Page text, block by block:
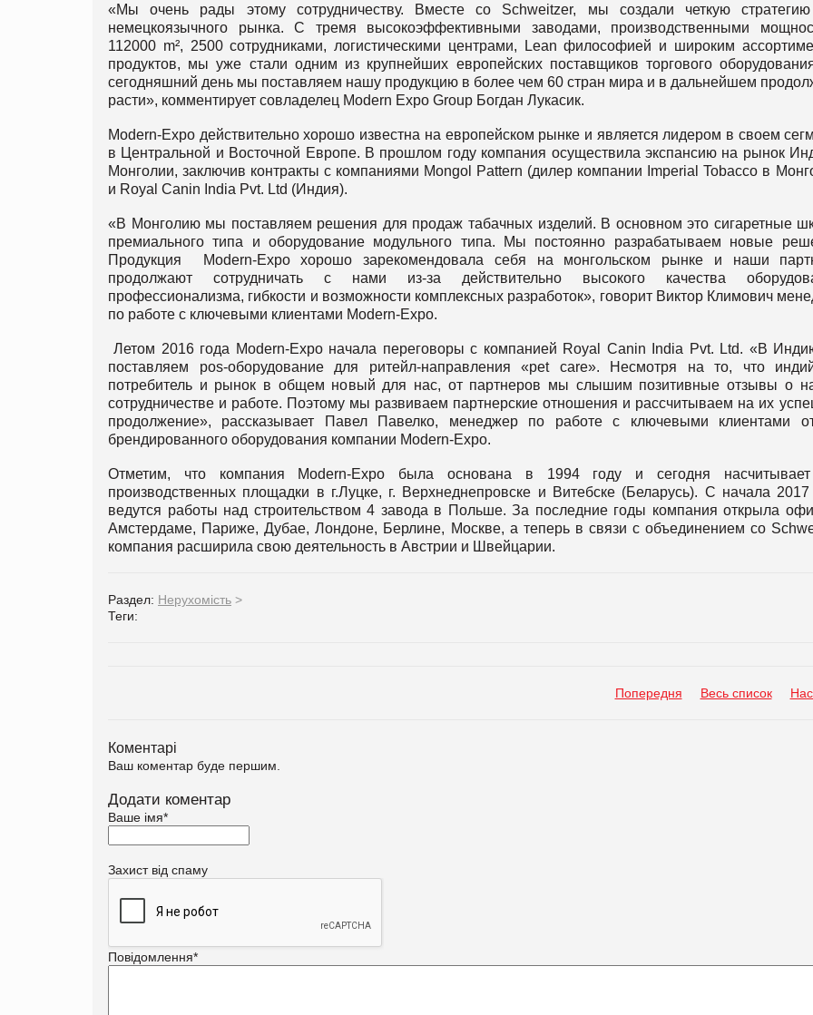
«Мы очень рады этому сотрудничеству. Вместе со Schweitzer, мы создали четкую
немецкоязычного рынка. С тремя высокоэффективными заводами, производственными
112000 m², 2500 сотрудниками, логистическими центрами, Lean философией и широким
продуктов, мы уже стали одним из крупнейших европейских поставщиков торгового
сегодняшний день мы поставляем нашу продукцию в более чем 60 стран мира и в дальнейшем
расти», комментирует совладелец Modern Expo Group Богдан Лукасик.
Modern-Expo действительно хорошо известна на европейском рынке и является лидером в своем
в Центральной и Восточной Европе. В прошлом году компания осуществила экспансию на рынок
Монголии, заключив контракты с компаниями Mongol Pattern (дилер компании Imperial Tobacco в
и Royal Canin India Pvt. Ltd (Индия).
«В Монголию мы поставляем решения для продаж табачных изделий. В основном это сигаретные
премиального типа и оборудование модульного типа. Мы постоянно разрабатываем новые
Продукция Modern-Expo хорошо зарекомендовала себя на монгольском рынке и наши
продолжают сотрудничать с нами из-за действительно высокого качества
профессионализма, гибкости и возможности комплексных разработок», говорит Виктор Климович
по работе с ключевыми клиентами Modern-Expo.
Летом 2016 года Modern-Expo начала переговоры с компанией Royal Canin India Pvt. Ltd. «В
поставляем pos-оборудование для ритейл-направления «pet care». Несмотря на то, что
потребитель и рынок в общем новый для нас, от партнеров мы слышим позитивные отзывы о
сотрудничестве и работе. Поэтому мы развиваем партнерские отношения и рассчитываем на их
продолжение», рассказывает Павел Павелко, менеджер по работе с ключевыми клиентами
брендированного оборудования компании Modern-Expo.
Отметим, что компания Modern-Expo была основана в 1994 году и сегодня
производственных площадки в г.Луцке, г. Верхнеднепровске и Витебске (Беларусь). С начала 2017
ведутся работы над строительством 4 завода в Польше. За последние годы компания открыла
Амстердаме, Париже, Дубае, Лондоне, Берлине, Москве, а теперь в связи с объединением со
компания расширила свою деятельность в Австрии и Швейцарии.
Раздел: Нерухомість >
Теги:
Попередня Весь список
Коментарі
Ваш коментар буде першим.
Додати коментар
Ваше імя*
Захист від спаму
Повідомлення*